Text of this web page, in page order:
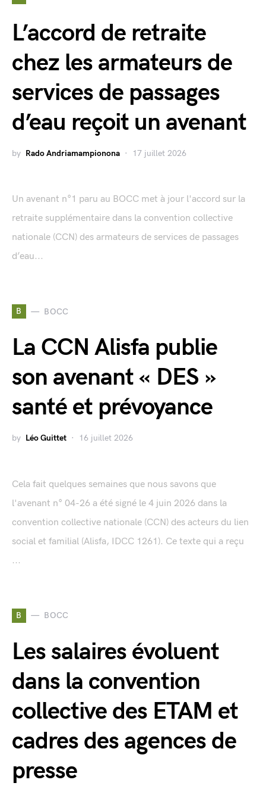
L’accord de retraite
chez les armateurs de
services de passages
d’eau reçoit un avenant
by Rado Andriamampionona 17 juillet 2026
Un avenant n°1 paru au BOCC met à jour l'accord sur la
retraite supplémentaire dans la convention collective
nationale (CCN) des armateurs de services de passages
d’eau...
B BOCC
La CCN Alisfa publie
son avenant « DES »
santé et prévoyance
by Léo Guittet 16 juillet 2026
Cela fait quelques semaines que nous savons que
l'avenant n° 04-26 a été signé le 4 juin 2026 dans la
convention collective nationale (CCN) des acteurs du lien
social et familial (Alisfa, IDCC 1261). Ce texte qui a reçu
...
B BOCC
Les salaires évoluent
dans la convention
collective des ETAM et
cadres des agences de
presse